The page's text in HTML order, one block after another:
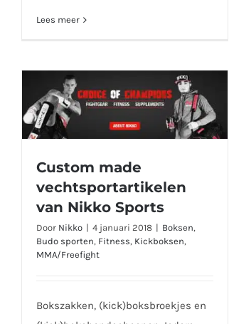
Lees meer
Custom made
vechtsportartikelen van Nikko
Sports
Custom made
vechtsportartikelen
van Nikko Sports
Door Nikko | 4 januari 2018 | Boksen,
Budo sporten, Fitness, Kickboksen,
MMA/Freefight
Bokszakken, (kick)boksbroekjes en